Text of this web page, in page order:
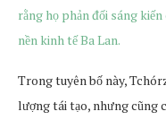
rằng họ phản đối sáng
nền kinh tế Ba Lan.
Trong tuyên bố này,
lượng tái tạo, nhưng cũng